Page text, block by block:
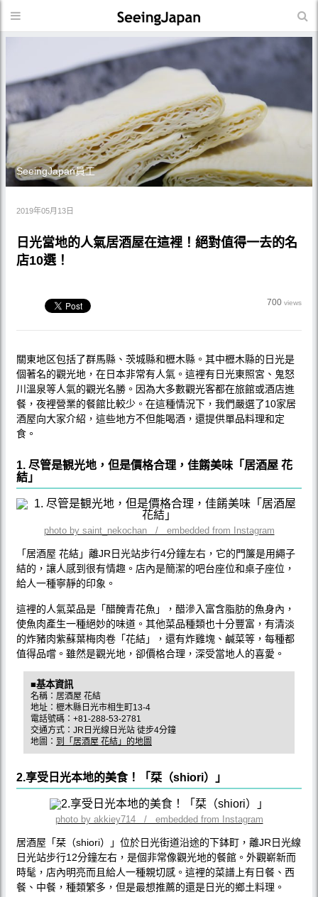
SeeingJapan員工
2019年05月13日
日光當地的人氣居酒屋在這裡！絕對值得一去的名
店10選！
700 views
關東地区包括了群馬縣、茨城縣和櫪木縣。其中櫪木縣的日光是
個著名的觀光地，在日本非常有人氣。這裡有日光東照宮、鬼怒
川溫泉等人氣的觀光名勝。因為大多數觀光客都在旅館或酒店進
餐，夜裡營業的餐館比較少。在這種情況下，我們嚴選了10家居
酒屋向大家介紹，這些地方不但能喝酒，還提供單品料理和定
食。
1. 尽管是観光地，但是價格合理，佳餚美味「居酒屋 花
結」
photo by saint_nekochan / embedded from Instagram
「居酒屋 花結」離JR日光站步行4分鐘左右，它的門簾是用繩子
結的，讓人感到很有情趣。店內是簡潔的吧台座位和桌子座位，
給人一種寧靜的印象。
這裡的人氣菜品是「醋醃青花魚」，醋滲入富含脂肪的魚身內，
使魚肉產生一種絕妙的味道。其他菜品種類也十分豐富，有清淡
的炸豬肉紫蘇葉梅肉卷「花結」，還有炸雞塊、鹹菜等，每種都
值得品嚐。雖然是觀光地，卻價格合理，深受當地人的喜愛。
■基本資訊
名稱：居酒屋 花結
地址：櫪木縣日光市相生町13-4
電話號碼：+81-288-53-2781
交通方式：JR日光線日光站 徒步4分鐘
地圖： 到「居酒屋 花結」的地圖
2.享受日光本地的美食！「栞（shiori）」
photo by akkiey714 / embedded from Instagram
居酒屋「栞（shiori）」位於日光街道沿途的下鉢町，離JR日光線
日光站步行12分鐘左右，是個非常像觀光地的餐館。外觀嶄新而
時髦，店內明亮而且給人一種親切感。這裡的菜譜上有日餐、西
餐、中餐，種類繁多，但是最想推薦的還是日光的鄉土料理。